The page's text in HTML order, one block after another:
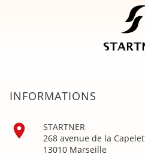
INFORMATIONS

STARTNER
268 avenue de la
13010 Marseille